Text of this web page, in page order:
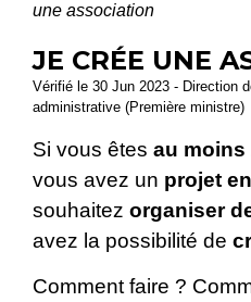
une association
JE CRÉE UNE
Vérifié le 30 Jun 2023 - Direction
administrative (Première ministre)
Si vous êtes au moins
vous avez un projet
souhaitez organiser
avez la possibilité de
Comment faire ?